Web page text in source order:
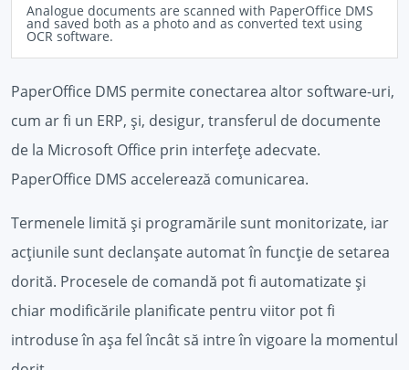
Analogue documents are scanned with PaperOffice DMS
and saved both as a photo and as converted text using
OCR software.
PaperOffice DMS permite conectarea altor software-uri,
cum ar fi un ERP, și, desigur, transferul de documente
de la Microsoft Office prin interfețe adecvate.
PaperOffice DMS accelerează comunicarea.
Termenele limită și programările sunt monitorizate, iar
acțiunile sunt declanșate automat în funcție de setarea
dorită. Procesele de comandă pot fi automatizate și
chiar modificările planificate pentru viitor pot fi
introduse în așa fel încât să intre în vigoare la momentul